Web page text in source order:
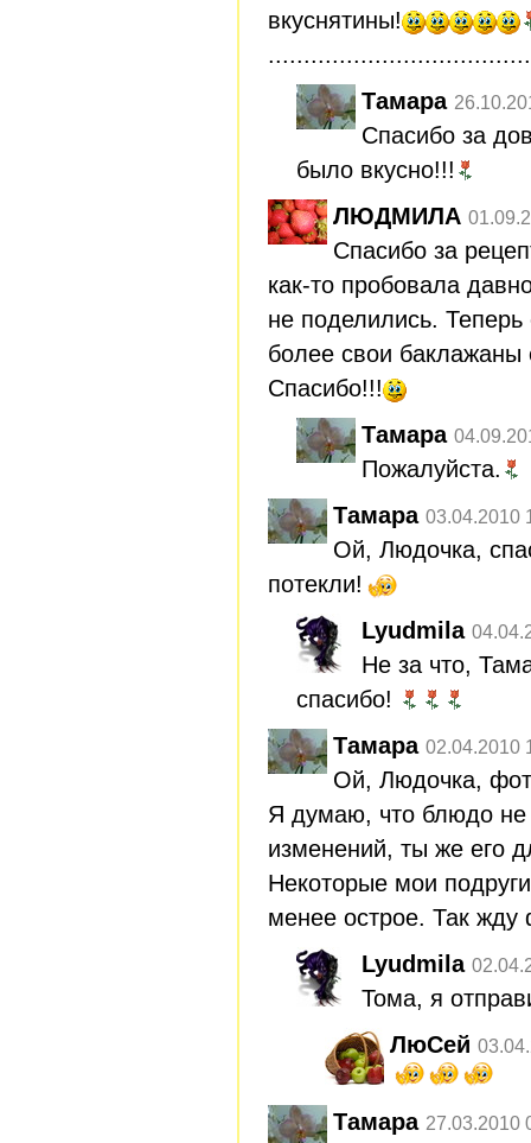
вкуснятины!
Тамара
Спасибо за
было вкусно!!!
ЛЮДМИЛА
Спасибо за
как-то пробовала
не поделились.
более свои баклажаны
Спасибо!!!
Тамара
Пожалуйста.
Тамара 03.04.2010
Ой, Людочка,
потекли!
Lyudmila
Не за что,
спасибо!
Тамара 02.04.2010
Ой, Людочка,
Я думаю, что блюдо не
изменений, ты же его
Некоторые мои
менее острое. Так жду
Lyudmila
Тома, я
ЛюСей
Тамара 27.03.2010